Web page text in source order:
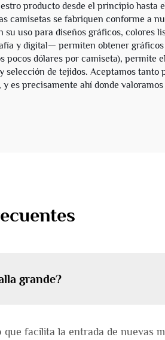
producto desde el principio hasta
camisetas se fabriquen conforme a
uso para diseños gráficos, colores
y digital— permiten obtener
dólares por camiseta), permite
de tejidos. Aceptamos tanto
precisamente ahí donde
grande?
facilita la entrada de nuevas